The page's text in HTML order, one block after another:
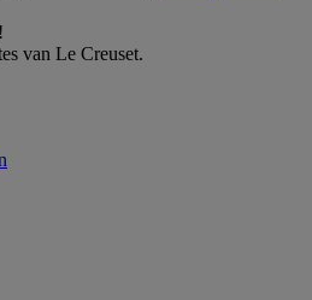
van Le Creuset.